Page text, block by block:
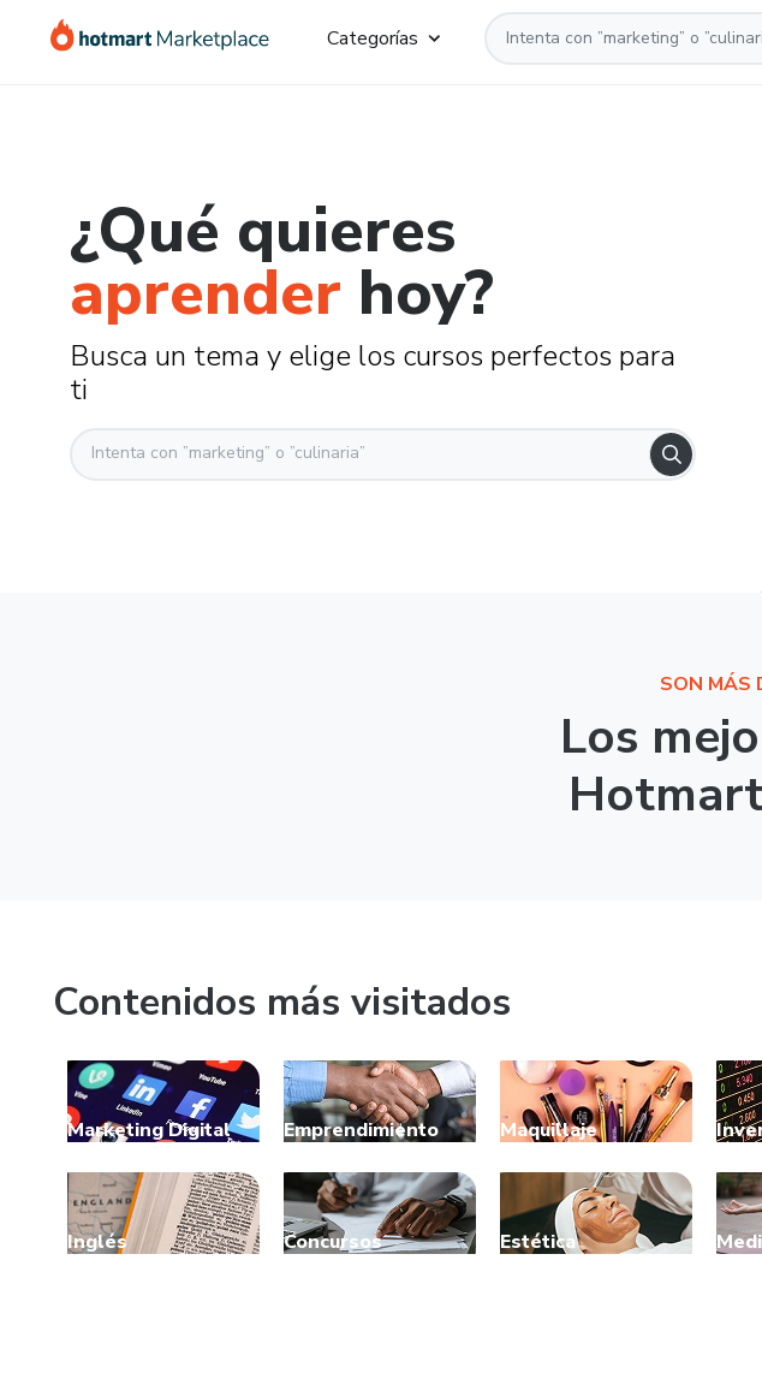
Categorías
¿Qué quieres
aprender hoy?
Busca un tema y elige los cursos perfectos para
ti
SON MÁS
Los
Contenidos más visitados
Marketing Digital Emprendimiento Maquillaje
Inglés Concursos Estética